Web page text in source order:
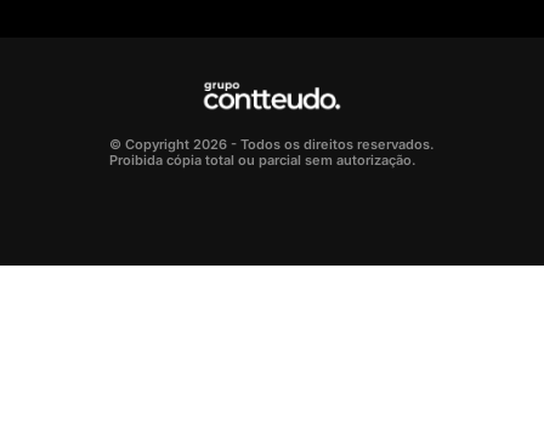
© Copyright 2026 - Todos os direitos reservados.
Proibida cópia total ou parcial sem autorização.